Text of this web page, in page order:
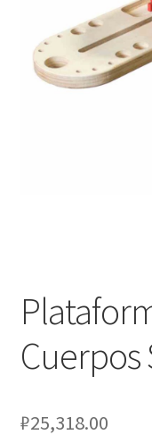
Оформление заказа
Подтверждение
Cuerpos
₽25,318.00